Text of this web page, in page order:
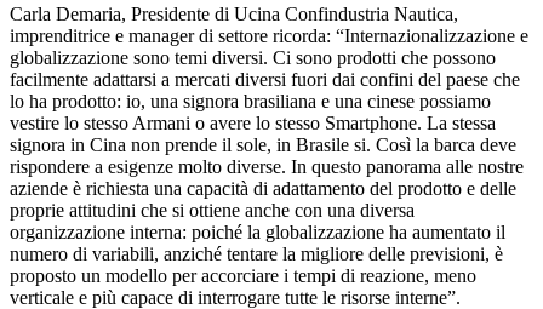
Carla Demaria, Presidente di Ucina Confindustria Nautica,
imprenditrice e manager di settore ricorda: “Internazionalizzazione e
globalizzazione sono temi diversi. Ci sono prodotti che possono
facilmente adattarsi a mercati diversi fuori dai confini del paese che
lo ha prodotto: io, una signora brasiliana e una cinese possiamo
vestire lo stesso Armani o avere lo stesso Smartphone. La stessa
signora in Cina non prende il sole, in Brasile si. Così la barca deve
rispondere a esigenze molto diverse. In questo panorama alle nostre
aziende è richiesta una capacità di adattamento del prodotto e delle
proprie attitudini che si ottiene anche con una diversa
organizzazione interna: poiché la globalizzazione ha aumentato il
numero di variabili, anziché tentare la migliore delle previsioni, è
proposto un modello per accorciare i tempi di reazione, meno
verticale e più capace di interrogare tutte le risorse interne”.